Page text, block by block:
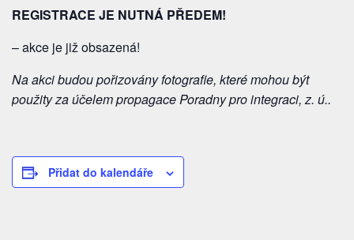
REGISTRACE JE NUTNÁ PŘEDEM!
– akce je již obsazená!
Na akci budou pořizovány fotografie, které mohou být
použity za účelem propagace Poradny pro integraci, z. ú..
Přidat do kalendáře